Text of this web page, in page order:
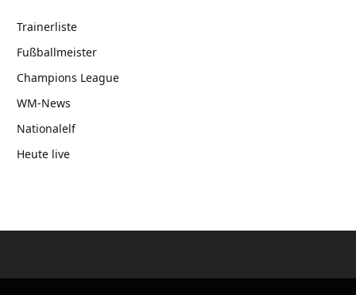
Trainerliste
Fußballmeister
Champions League
WM-News
Nationalelf
Heute live